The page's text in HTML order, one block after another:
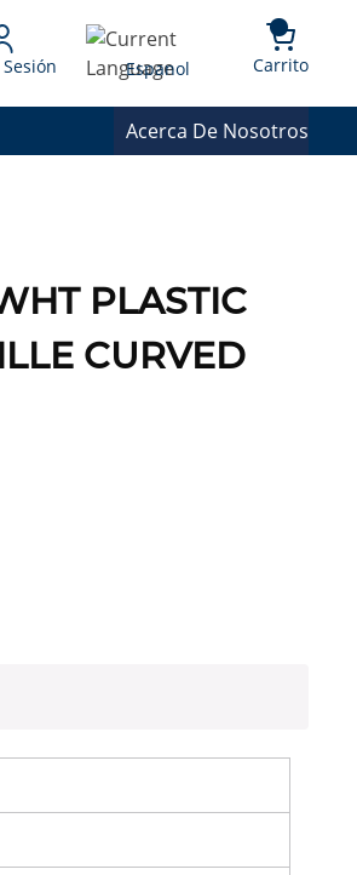
Language
Espanol Carrito{0}
Acerca De Nosotros
PLASTIC
CURVED